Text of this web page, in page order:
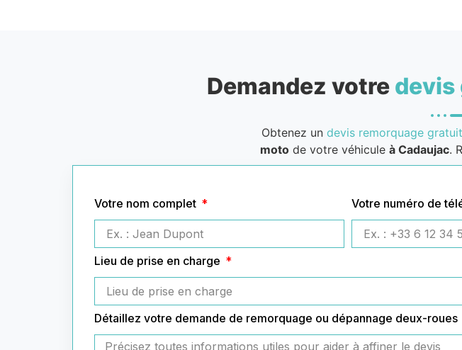
Demandez votre
Obtenez un devis remorquage gratuit
moto de votre véhicule à Cadaujac.
Votre nom complet Votre numéro de
Lieu de prise en charge
Détaillez votre demande de remorquage ou dépannage deux-roues